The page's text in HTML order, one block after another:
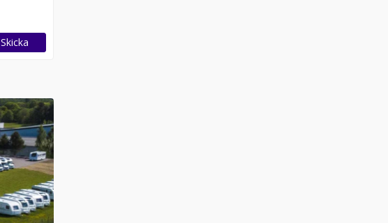
Skicka